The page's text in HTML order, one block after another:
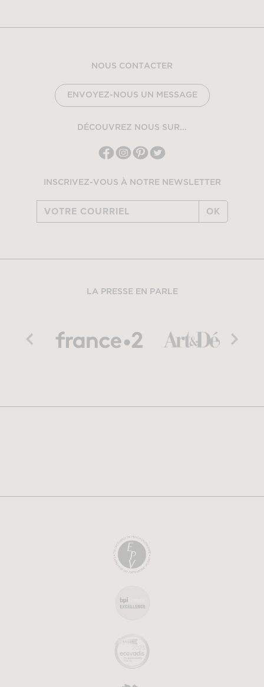
NOUS CONTACTER
ENVOYEZ-NOUS UN MESSAGE
DÉCOUVREZ NOUS SUR...
INSCRIVEZ-VOUS À NOTRE NEWSLETTER
OK
LA PRESSE EN PARLE